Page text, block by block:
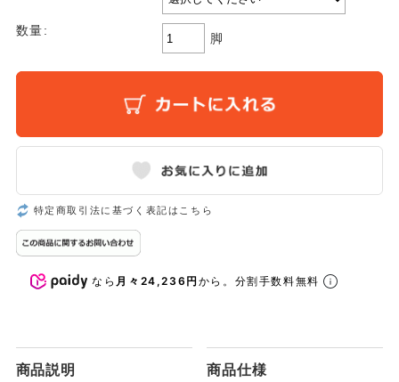
数量:
脚
特定商取引法に基づく表記はこちら
なら 月々24,236円 から。分割手数料無料
商品説明 商品仕様